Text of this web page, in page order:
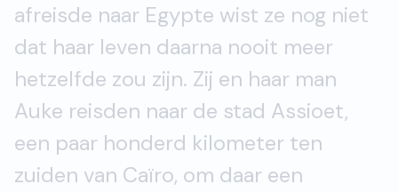
afreisde naar Egypte wist ze nog niet
dat haar leven daarna nooit meer
hetzelfde zou zijn. Zij en haar man
Auke reisden naar de stad Assioet,
een paar honderd kilometer ten
zuiden van Caïro, om daar een